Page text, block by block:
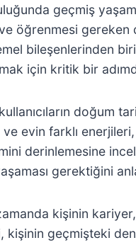
geçmiş
öğrenmesi
bileşenlerinden
için kritik bir
doğum
evin farklı
derinlemesine
gerektiğini
kişinin
geçmişteki